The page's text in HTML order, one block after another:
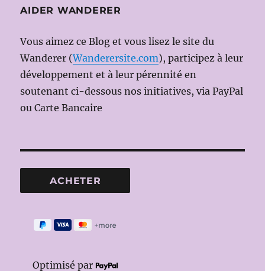
AIDER WANDERER
Vous aimez ce Blog et vous lisez le site du
Wanderer (Wanderersite.com), participez à leur
développement et à leur pérennité en
soutenant ci-dessous nos initiatives, via PayPal
ou Carte Bancaire
Optimisé par